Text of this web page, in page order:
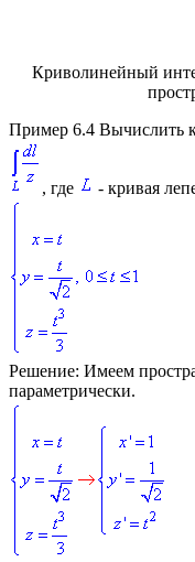
Криволинейный
Пример 6.4 Вычислить
, где - кривая
Решение: Имеем
параметрически.